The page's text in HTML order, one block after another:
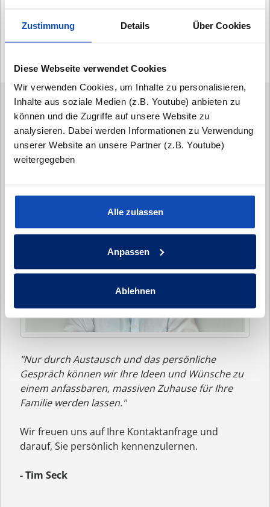
Zustimmung Details Über Cookies
Diese Webseite verwendet Cookies
Wir verwenden Cookies, um Inhalte zu personalisieren,
Inhalte aus soziale Medien (z.B. Youtube) anbieten zu
können und die Zugriffe auf unsere Website zu
analysieren. Dabei werden Informationen zu Verwendung
unserer Website an unsere Partner (z.B. Youtube)
weitergegeben
Alle zulassen
Anpassen
Ablehnen
Qualität unserer Leistungen überzeugen.
Hausbau ist und bleibt Vertrauenssache!
JETZT KONTAKT
AUFNEHMEN
"Nur durch Austausch und das persönliche
Gespräch können wir Ihre Ideen und Wünsche zu
einem anfassbaren, massiven Zuhause für Ihre
Familie werden lassen."
Wir freuen uns auf Ihre Kontaktanfrage und
darauf, Sie persönlich kennenzulernen.
- Tim Seck